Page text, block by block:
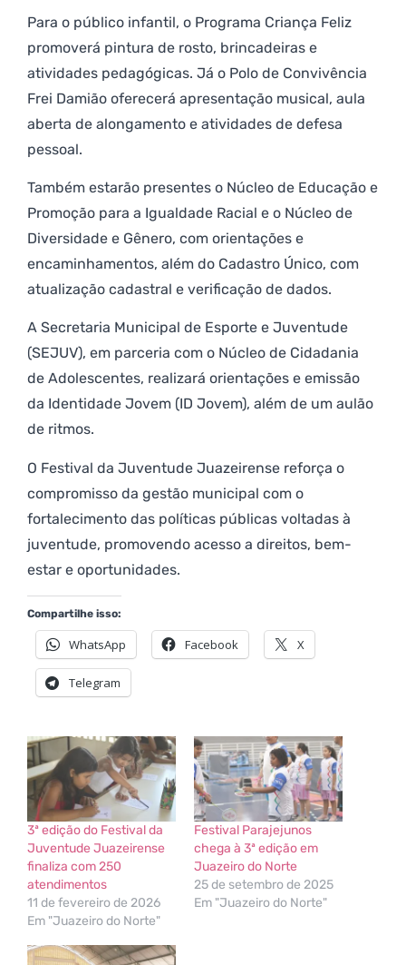
Para o público infantil, o Programa Criança Feliz
promoverá pintura de rosto, brincadeiras e
atividades pedagógicas. Já o Polo de Convivência
Frei Damião oferecerá apresentação musical, aula
aberta de alongamento e atividades de defesa
pessoal.
Também estarão presentes o Núcleo de Educação e
Promoção para a Igualdade Racial e o Núcleo de
Diversidade e Gênero, com orientações e
encaminhamentos, além do Cadastro Único, com
atualização cadastral e verificação de dados.
A Secretaria Municipal de Esporte e Juventude
(SEJUV), em parceria com o Núcleo de Cidadania
de Adolescentes, realizará orientações e emissão
da Identidade Jovem (ID Jovem), além de um aulão
de ritmos.
O Festival da Juventude Juazeirense reforça o
compromisso da gestão municipal com o
fortalecimento das políticas públicas voltadas à
juventude, promovendo acesso a direitos, bem-
estar e oportunidades.
Compartilhe isso:
WhatsApp Facebook X
Telegram
3ª edição do Festival da
Juventude Juazeirense
finaliza com 250
atendimentos
11 de fevereiro de 2026
Em "Juazeiro do Norte"
Festival Parajejunos
chega à 3ª edição em
Juazeiro do Norte
25 de setembro de 2025
Em "Juazeiro do Norte"